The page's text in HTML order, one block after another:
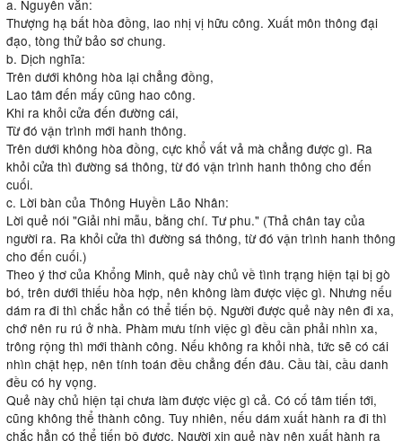
a. Nguyên văn:
Thượng hạ bất hòa đồng, lao nhị vị hữu công. Xuất môn thông đại
đạo, tòng thử bảo sơ chung.
b. Dịch nghĩa:
Trên dưới không hòa lại chẳng đồng,
Lao tâm đến mấy cũng hao công.
Khi ra khỏi cửa đến đường cái,
Từ đó vận trình mới hanh thông.
Trên dưới không hòa đồng, cực khổ vất vả mà chẳng được gì. Ra
khỏi cửa thì đường sá thông, từ đó vận trình hanh thông cho đến
cuối.
c. Lời bàn của Thông Huyền Lão Nhân:
Lời quẻ nói "Giải nhi mẫu, bằng chí. Tư phu." (Thả chân tay của
người ra. Ra khỏi cửa thì đường sá thông, từ đó vận trình hanh thông
cho đến cuối.)
Theo ý thơ của Khổng Minh, quẻ này chủ về tình trạng hiện tại bị gò
bó, trên dưới thiếu hòa hợp, nên không làm được việc gì. Nhưng nếu
dám ra đi thì chắc hẳn có thể tiến bộ. Người được quẻ này nên đi xa,
chớ nên ru rú ở nhà. Phàm mưu tính việc gì đều cần phải nhìn xa,
trông rộng thì mới thành công. Nếu không ra khỏi nhà, tức sẽ có cái
nhìn chật hẹp, nên tính toán đều chẳng đến đâu. Cầu tài, cầu danh
đều có hy vọng.
Quẻ này chủ hiện tại chưa làm được việc gì cả. Có cố tâm tiến tới,
cũng không thể thành công. Tuy nhiên, nếu dám xuất hành ra đi thì
chắc hẳn có thể tiến bộ được. Người xin quẻ này nên xuất hành ra